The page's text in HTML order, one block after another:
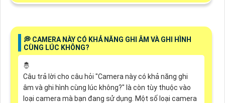
️💭 CAMERA NÀY CÓ KHẢ NĂNG GHI ÂM VÀ GHI HÌNH
CÙNG LÚC KHÔNG?
🤴
Câu trả lời cho câu hỏi "Camera này có khả năng ghi
âm và ghi hình cùng lúc không?" là còn tùy thuộc vào
loại camera mà bạn đang sử dụng. Một số loại camera